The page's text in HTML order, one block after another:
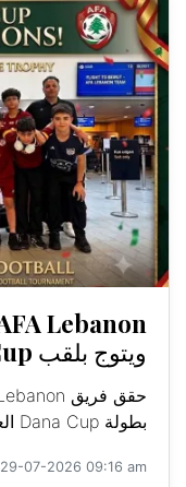
ويتوج بلقب Dana Cup العالمية
بطولة Dana Cup العالمية في الدنمارك لفئة...
29-07-2026 09:16 am